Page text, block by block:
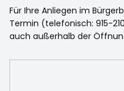
Für Ihre Anliegen im
Termin (telefonisch: 915-
auch außerhalb der